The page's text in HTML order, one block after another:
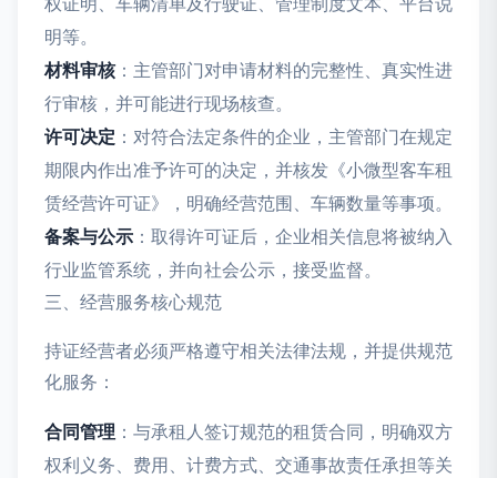
明等。
材料审核：主管部门对申请材料的完整性、真实性进
行审核，并可能进行现场核查。
许可决定 ：对符合法定条件的企业，主管部门在规定
期限内作出准予许可的决定，并核发《小微型客车租
赁经营许可证》，明确经营范围、车辆数量等事项。
备案与公示 ：取得许可证后，企业相关信息将被纳入
行业监管系统，并向社会公示，接受监督。
三、经营服务核心规范
持证经营者必须严格遵守相关法律法规，并提供规范
化服务：
合同管理 ：与承租人签订规范的租赁合同，明确双方
权利义务、费用、计费方式、交通事故责任承担等关